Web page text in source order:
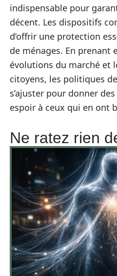
indispensable pour
décent. Les dispositifs
d’offrir une protection
de ménages. En prenant
évolutions du marché et
citoyens, les politiques
s’ajuster pour donner
espoir à ceux qui en ont
Ne ratez rien